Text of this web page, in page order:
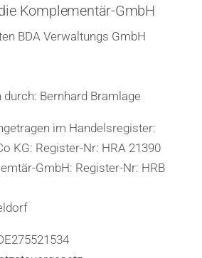
Komplementär-GmbH
BDA Verwaltungs GmbH
Bernhard Bramlage
im Handelsregister:
KG: Register-Nr: HRA 21390
GmbH: Register-Nr: HRB